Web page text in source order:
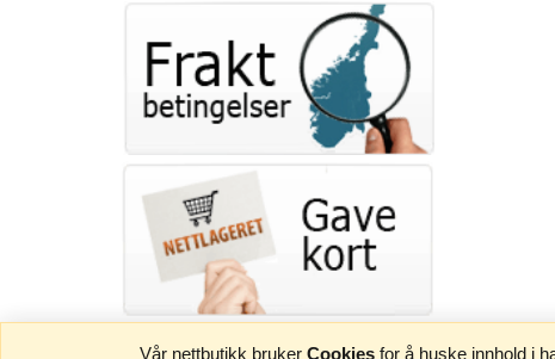
Vår nettbutikk bruker Cookies for å huske innhold i